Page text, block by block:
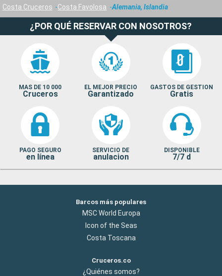
Costa Cruceros
Costa Favolosa Alemania, Islandia
¿POR QUÉ RESERVAR CON NOSOTROS?
MAS DE 10 000
Cruceros
EL MEJOR PRECIO
Garantizado
GASTOS DE GESTION
Gratis
PAGO SEGURO
en línea
SERVICIO DE
anulacion
DISPONIBLE
7/7 d
Barcos más populares
MSC World Europa
Icon of the Seas
Costa Toscana
Cruceros.co
¿Quiénes somos?